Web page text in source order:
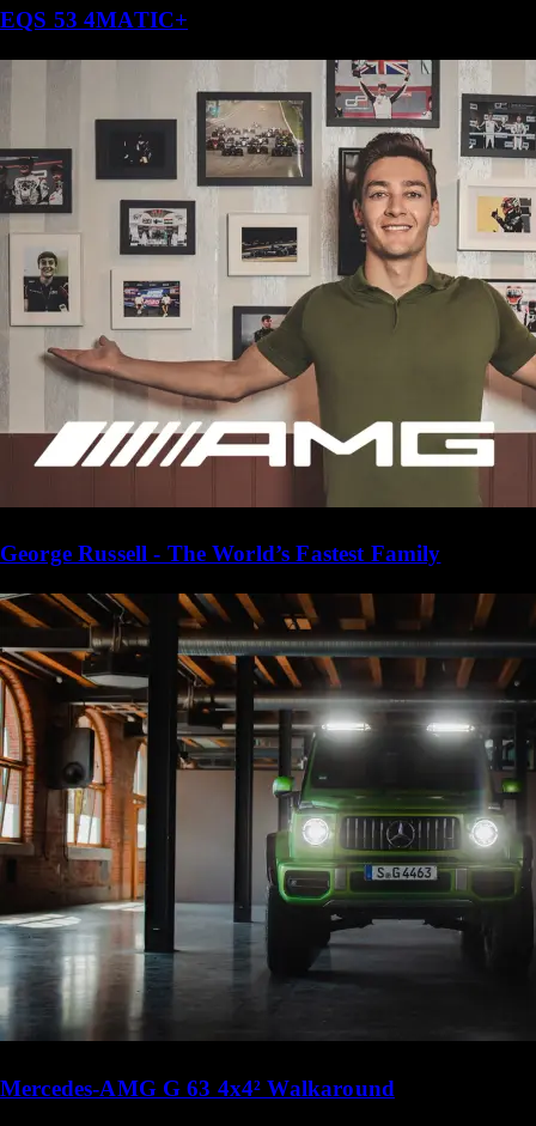
EQS 53 4MATIC+
George Russell - The World’s Fastest Family
Mercedes-AMG G 63 4x4² Walkaround